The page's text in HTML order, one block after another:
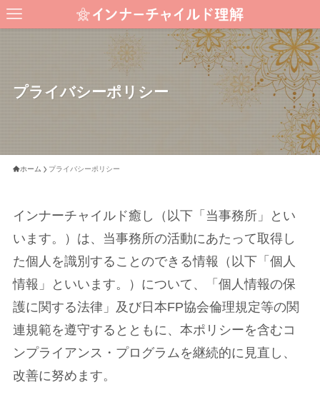
プライバシーポリシー
ホーム プライバシーポリシー
インナーチャイルド癒し（以下「当事務所」とい
います。）は、当事務所の活動にあたって取得し
た個人を識別することのできる情報（以下「個人
情報」といいます。）について、「個人情報の保
護に関する法律」及び日本FP協会倫理規定等の関
連規範を遵守するとともに、本ポリシーを含むコ
ンプライアンス・プログラムを継続的に見直し、
改善に努めます。